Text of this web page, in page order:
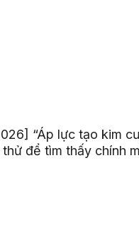
“Áp lực tạo kim
để tìm thấy chính